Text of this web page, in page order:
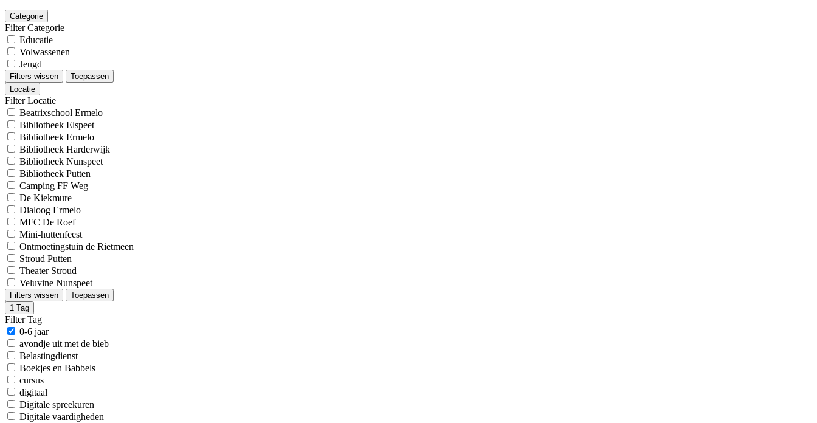
Categorie
Filter Categorie
Educatie
Volwassenen
Jeugd
Filters wissen
Toepassen
Locatie
Filter Locatie
Beatrixschool Ermelo
Bibliotheek Elspeet
Bibliotheek Ermelo
Bibliotheek Harderwijk
Bibliotheek Nunspeet
Bibliotheek Putten
Camping FF Weg
De Kiekmure
Dialoog Ermelo
MFC De Roef
Mini-huttenfeest
Ontmoetingstuin de Rietmeen
Stroud Putten
Theater Stroud
Veluvine Nunspeet
Filters wissen
Toepassen
1 Tag
Filter Tag
0-6 jaar
avondje uit met de bieb
Belastingdienst
Boekjes en Babbels
cursus
digitaal
Digitale spreekuren
Digitale vaardigheden